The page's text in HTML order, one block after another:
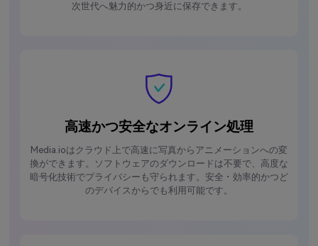
次世代へ魅力的かつ身近に保存できます。
高速かつ安全なオンライン処理
Media.ioはクラウド上で高速に写真からアニメーションへの変
換ができます。ソフトウェアのダウンロードは不要で、高度な
暗号化技術でプライバシーも守られます。安全・効率的かつど
のデバイスからでも利用可能です。